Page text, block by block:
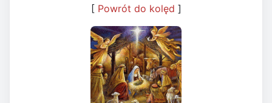
[ Powrót do kolęd ]